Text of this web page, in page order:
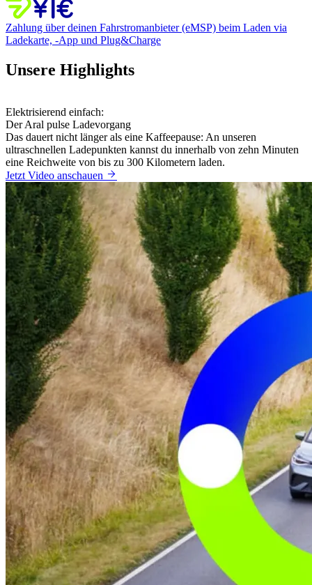
Zahlung über deinen Fahrstromanbieter (eMSP) beim Laden via
Ladekarte, -App und Plug&Charge
Unsere Highlights
Elektrisierend einfach:
Der Aral pulse Ladevorgang
Das dauert nicht länger als eine Kaffeepause: An unseren
ultraschnellen Ladepunkten kannst du innerhalb von zehn Minuten
eine Reichweite von bis zu 300 Kilometern laden.
Jetzt Video anschauen